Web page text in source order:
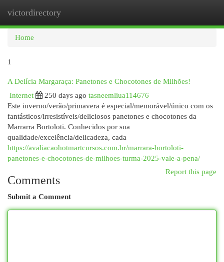
victordirectory
Home
1
A Delícia Margaraça: Panetones e Chocotones de Milhões!
Internet
250 days ago tasneemliua114676
Este inverno/verão/primavera é especial/memorável/único com os
fantásticos/irresistíveis/deliciosos panetones e chocotones da
Marrarra Bortoloti. Conhecidos por sua
qualidade/excelência/delicadeza, cada
https://avaliacaohotmartcursos.com.br/marrara-bortoloti-
panetones-e-chocotones-de-milhoes-turma-2025-vale-a-pena/
Report this page
Comments
Submit a Comment